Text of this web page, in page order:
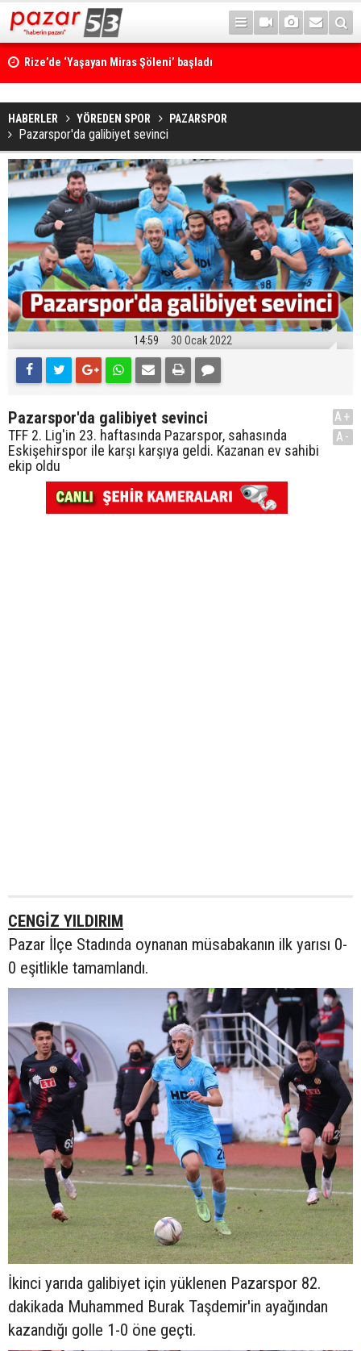
Rize’de ‘Yaşayan Miras Şöleni’ başladı
HABERLER YÖREDEN SPOR PAZARSPOR
Pazarspor'da galibiyet sevinci
14:59 30 Ocak 2022
Pazarspor'da galibiyet sevinci
TFF 2. Lig'in 23. haftasında Pazarspor, sahasında
Eskişehirspor ile karşı karşıya geldi. Kazanan ev sahibi
ekip oldu
A+
A-
CENGİZ YILDIRIM
Pazar İlçe Stadında oynanan müsabakanın ilk yarısı 0-
0 eşitlikle tamamlandı.
İkinci yarıda galibiyet için yüklenen Pazarspor 82.
dakikada Muhammed Burak Taşdemir'in ayağından
kazandığı golle 1-0 öne geçti.